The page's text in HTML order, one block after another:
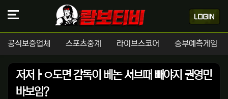
공식보증업체 스포츠중계 라이브스코어 승부예측게임
저저ㅏㅇ도면 감독이 베논 서브때 빼야지 권영민
바보임?